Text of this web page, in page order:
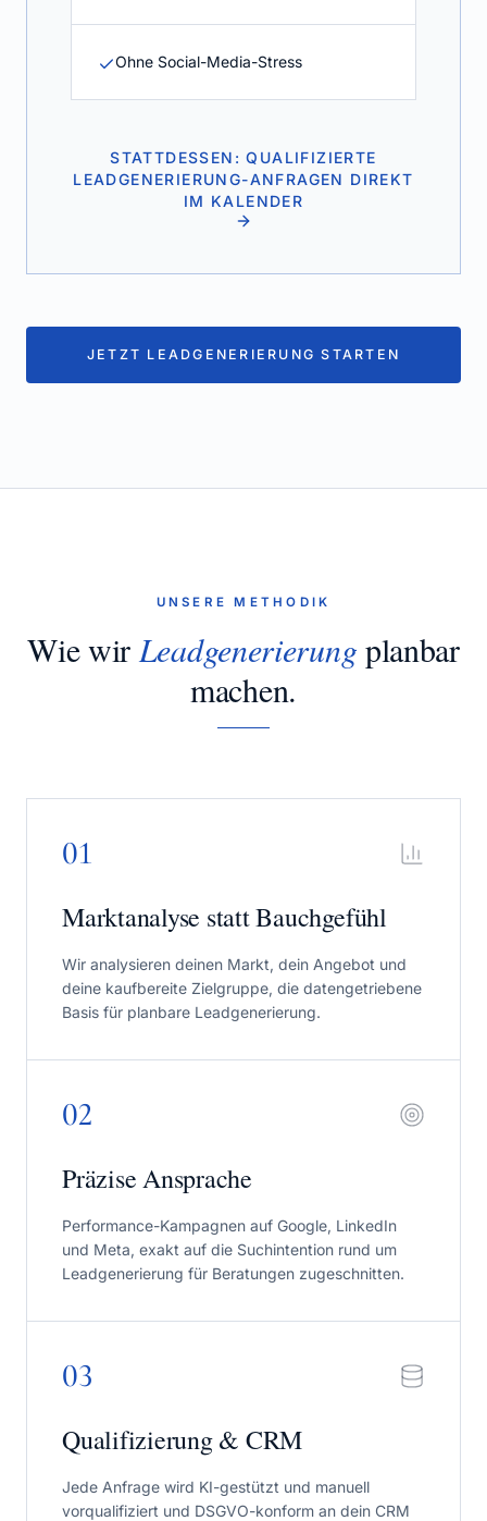
Ohne Social-Media-Stress
STATTDESSEN: QUALIFIZIERTE
LEADGENERIERUNG-ANFRAGEN DIREKT
IM KALENDER
JETZT LEADGENERIERUNG STARTEN
UNSERE METHODIK
Wie wirLeadgenerierung planbar
machen.
01
Marktanalyse statt Bauchgefühl
Wir analysieren deinen Markt, dein Angebot und
deine kaufbereite Zielgruppe, die datengetriebene
Basis für planbare Leadgenerierung.
02
Präzise Ansprache
Performance-Kampagnen auf Google, LinkedIn
und Meta, exakt auf die Suchintention rund um
Leadgenerierung für Beratungen zugeschnitten.
03
Qualifizierung & CRM
Jede Anfrage wird KI-gestützt und manuell
vorqualifiziert und DSGVO-konform an dein CRM